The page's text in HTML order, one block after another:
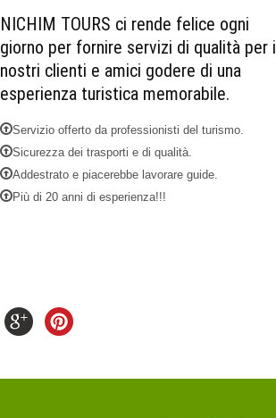
NICHIM TOURS ci rende felice ogni
giorno per fornire servizi di qualità per i
nostri clienti e amici godere di una
esperienza turistica memorabile.
Servizio offerto da professionisti del turismo.
Sicurezza dei trasporti e di qualità.
Addestrato e piacerebbe lavorare guide.
Più di 20 anni di esperienza!!!